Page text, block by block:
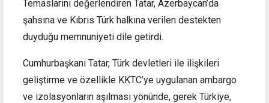
Temaslarını değerlendiren Tatar, Azerbaycan’da
şahsına ve Kıbrıs Türk halkına verilen destekten
duyduğu memnuniyeti dile getirdi.
Cumhurbaşkanı Tatar, Türk devletleri ile ilişkileri
geliştirme ve özellikle KKTC’ye uygulanan ambargo
ve izolasyonların aşılması yönünde, gerek Türkiye,